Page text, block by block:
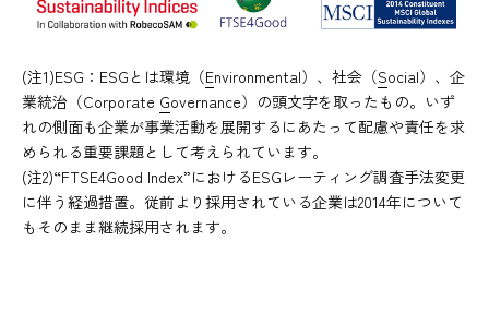
(注1)ESG：ESGとは環境（Environmental）、社会（Social）、企
業統治（Corporate Governance）の頭文字を取ったもの。いず
れの側面も企業が事業活動を展開するにあたって配慮や責任を求
められる重要課題として考えられています。
(注2)“FTSE4Good Index”におけるESGレーティング調査手法変更
に伴う経過措置。従前より採用されている企業は2014年について
もそのまま継続採用されます。